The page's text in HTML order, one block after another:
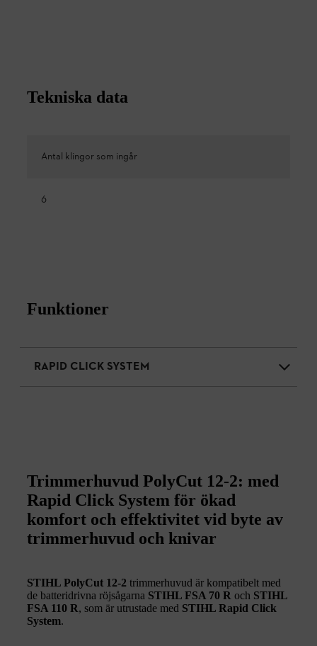
Tekniska data
Antal klingor som ingår
6
Funktioner
RAPID CLICK SYSTEM
Trimmerhuvud PolyCut 12-2: med
Rapid Click System för ökad
komfort och effektivitet vid byte av
trimmerhuvud och knivar
STIHL PolyCut 12-2 trimmerhuvud är kompatibelt med
de batteridrivna röjsågarna STIHL FSA 70 R och STIHL
FSA 110 R, som är utrustade med STIHL Rapid Click
System.